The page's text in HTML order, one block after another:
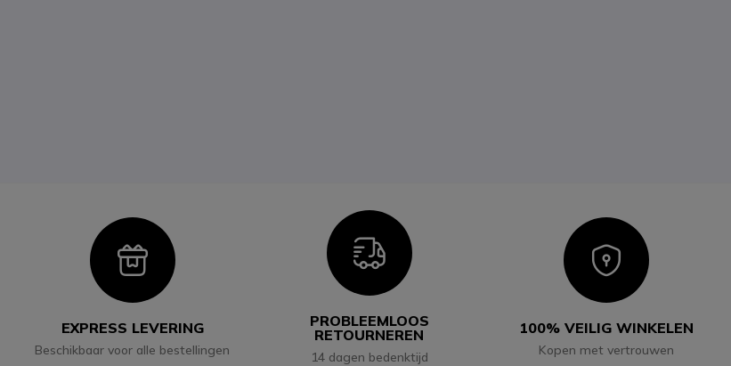
Icon
EXPRESS LEVERING
Beschikbaar voor alle bestellingen
Icon
PROBLEEMLOOS
RETOURNEREN
14 dagen bedenktijd
Icon
100% VEILIG WINKELEN
Kopen met vertrouwen